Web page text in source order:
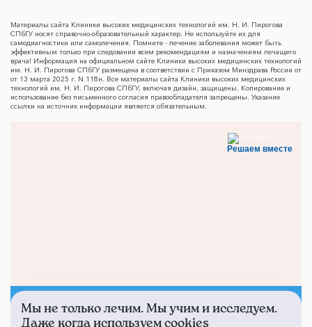
Материалы сайта Клиники высоких медицинских технологий им. Н. И. Пирогова
СПбГУ носят справочно-образовательный характер. Не используйте их для
самодиагностики или самолечения. Помните - лечение заболевания может быть
эффективным только при следовании всем рекомендациям и назначениям лечащего
врача! Информация на официальном сайте Клиники высоких медицинских технологий
им. Н. И. Пирогова СПбГУ размещена в соответствии с Приказом Минздрава России от
от 13 марта 2025 г. N 118н. Все материалы сайта Клиники высоких медицинских
технологий им. Н. И. Пирогова СПбГУ, включая дизайн, защищены. Копирование и
использование без письменного согласия правообладателя запрещены. Указание
ссылки на источник информации является обязательным.
Решаем вместе
Не смогли записаться к
Мы не только лечим. Мы учим и исследуем.
Даже когда используем cookies